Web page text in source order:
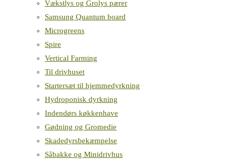
Vækstlys og Grolys pærer
Samsung Quantum board
Microgreens
Spire
Vertical Farming
Til drivhuset
Startersæt til hjemmedyrkning
Hydroponisk dyrkning
Indendørs køkkenhave
Gødning og Gromedie
Skadedyrsbekæmpelse
Såbakke og Minidrivhus